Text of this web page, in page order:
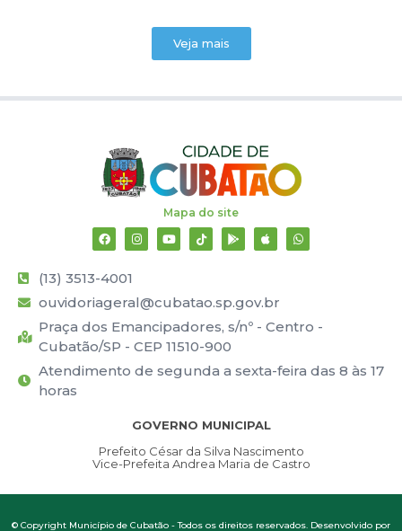
Veja mais
Mapa do site
(13) 3513-4001
ouvidoriageral@cubatao.sp.gov.br
Praça dos Emancipadores, s/nº - Centro -
Cubatão/SP - CEP 11510-900
Atendimento de segunda a sexta-feira das 8 às 17
horas
GOVERNO MUNICIPAL
Prefeito César da Silva Nascimento
Vice-Prefeita Andrea Maria de Castro
© Copyright Município de Cubatão - Todos os direitos reservados. Desenvolvido por